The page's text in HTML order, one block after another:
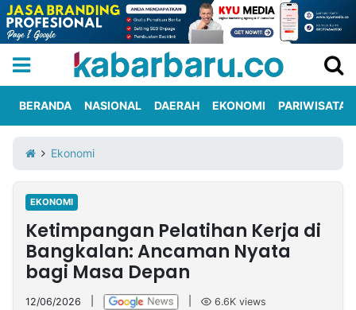
Iklan
Berita
Kami
Nasional
International
Olahraga
Entertainment
Daerah
Pariwisata
Kuliner
Kolom
Network
BERANDA NASIONAL DAERAH EKONOMI PARIWISATA
Ekonomi
EKONOMI
Ketimpangan Pelatihan Kerja di
Bangkalan: Ancaman Nyata
bagi Masa Depan
12/06/2026 6.6K views